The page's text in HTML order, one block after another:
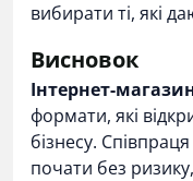
вибирати ті, які
Висновок
Інтернет-
формати, які
бізнесу.
почати без